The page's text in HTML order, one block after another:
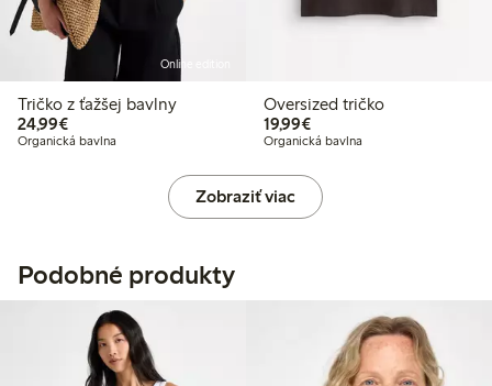
Online edition
Tričko z ťažšej bavlny
24,99€24,99 €
Organická bavlna
Oversized tričko
19,99€19,99 €
Organická bavlna
Zobraziť viac
Podobné produkty